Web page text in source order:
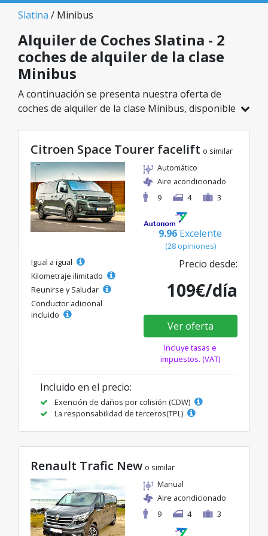
Slatina / Minibus
Alquiler de Coches Slatina - 2
coches de alquiler de la clase
Minibus
A continuación se presenta nuestra oferta de
coches de alquiler de la clase Minibus, disponible
categoría seleccionada, con tarifas excelentes
desde solo 109€/día.
Citroen Space Tourer facelift o similar
Automático
Aire acondicionado
9
4 3
9.96 Excelente
(28 opiniones)
Igual a igual
Kilometraje ilimitado
Reunirse y Saludar
Conductor adicional
incluido
Precio desde:
109€/día
Ver oferta
Incluye tasas e
impuestos. (VAT)
Incluido en el precio:
Exención de daños por colisión (CDW)
La responsabilidad de terceros(TPL)
Renault Trafic New o similar
Manual
Aire acondicionado
9
4 3